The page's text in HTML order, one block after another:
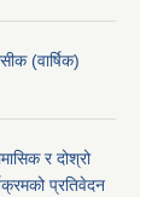
(वार्षिक)
र दोश्रो
प्रतिवेदन